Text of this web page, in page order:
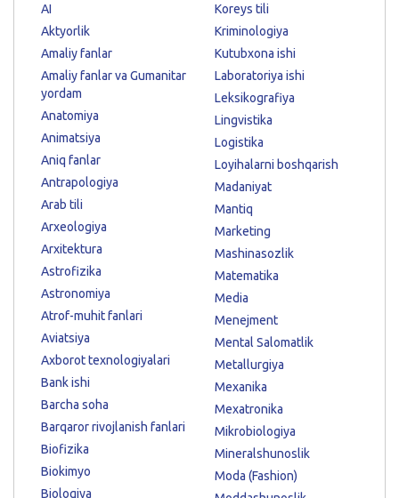
AI
Aktyorlik
Amaliy fanlar
Amaliy fanlar va Gumanitar
yordam
Anatomiya
Animatsiya
Aniq fanlar
Antrapologiya
Arab tili
Arxeologiya
Arxitektura
Astrofizika
Astronomiya
Atrof-muhit fanlari
Aviatsiya
Axborot texnologiyalari
Bank ishi
Barcha soha
Barqaror rivojlanish fanlari
Biofizika
Biokimyo
Biologiya
Koreys tili
Kriminologiya
Kutubxona ishi
Laboratoriya ishi
Leksikografiya
Lingvistika
Logistika
Loyihalarni boshqarish
Madaniyat
Mantiq
Marketing
Mashinasozlik
Matematika
Media
Menejment
Mental Salomatlik
Metallurgiya
Mexanika
Mexatronika
Mikrobiologiya
Mineralshunoslik
Moda (Fashion)